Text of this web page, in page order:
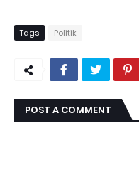
Tags Politik
POST A COMMENT